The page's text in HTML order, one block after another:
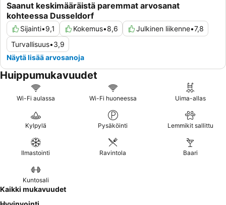
Saanut keskimääräistä paremmat arvosanat
kohteessa Dusseldorf
Sijainti•9,1 Kokemus•8,6 Julkinen liikenne•7,8
Turvallisuus•3,9
Näytä lisää arvosanoja
Huippumukavuudet
Wi-Fi aulassa Wi-Fi huoneessa Uima-allas
Kylpylä Pysäköinti Lemmikit sallittu
Ilmastointi Ravintola Baari
Kuntosali
Kaikki mukavuudet